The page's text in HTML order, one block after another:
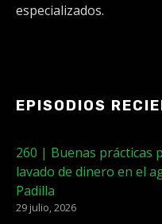
especializados.
EPISODIOS
260 | Buenas prácticas
lavado de dinero en el
Padilla
29 julio, 2026